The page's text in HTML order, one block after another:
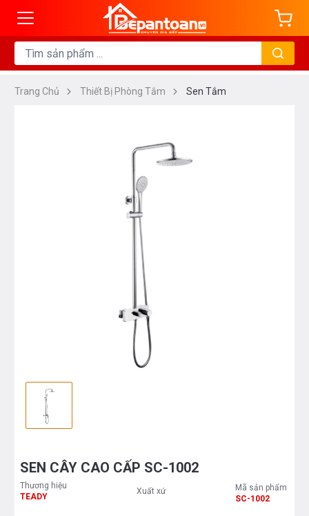
Trang Chủ Thiết Bị Phòng Tắm Sen Tắm
SEN CÂY CAO CẤP SC-1002
Thương hiệu
TEADY
Xuất xứ
Mã sản phẩm
SC-1002